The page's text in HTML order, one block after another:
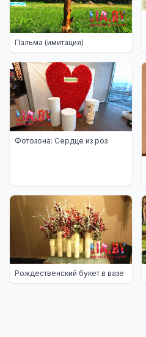
Пальма (имитация)
Фотозона: Сердце из роз
Рождественский букет в вазе